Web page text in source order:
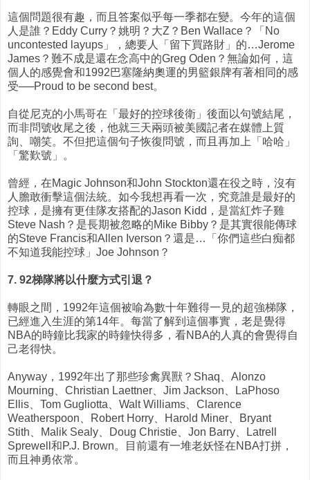
這個問題很有趣，而且答案似乎每一季都在變。今年的這個
人是誰？Eddy Curry？姚明？大Z？Ben Wallace？「No
uncontested layups」，總要人「留下買路財」的…Jerome
James？難不成是還在念高中的Greg Oden？無論如何，這
個人的感覺會和1992巴塞隆納奧運的男籃銀牌有著相同的感
受──Proud to be second best。
自從尼克的小馬哥在「最好的控球後衛」後面以句號結尾，
而非問號收尾之後，他就三天兩頭被美國記者在媒體上質
詢、嘲笑。不但把這個句子恢復問號，而且再加上「哈哈」
「驚歎號」。
曾經，在Magic Johnson和John Stockton還在役之時，沒有
人膽敢衝擊這個法統。如今我想再看一次，究竟誰是最好的
控球，是擁有更佳隊友搭配的Jason Kidd，是當紅炸子雞
Steve Nash？是長期被忽略的Mike Bibby？是其實很能傳球
的Steve Francis和Allen Iverson？還是…「你們這些白痴都
不知道我能控球」Joe Johnson？
7. 92梯隊將以什麼方式引退？
轉眼之間，1992年這個被喻為數十年難得一見的超強梯隊，
已經進入生涯的第14年。每當了解到這個事實，老是覺得
NBA的時鐘比我家的時鐘快得多，看NBA的人真的會覺得自
己老得快。
Anyway，1992年出了那些珍禽異獸？Shaq、Alonzo
Mourning、Christian Laettner、Jim Jackson、LaPhoso
Ellis、Tom Gugliotta、Walt Williams、Clarence
Weatherspoon、Robert Horry、Harold Miner、Bryant
Stith、Malik Sealy、Doug Christie、Jon Barry、Latrell
Sprewell和P.J. Brown。目前還有一堆老妖怪在NBA打拼，
而且神勇依常。